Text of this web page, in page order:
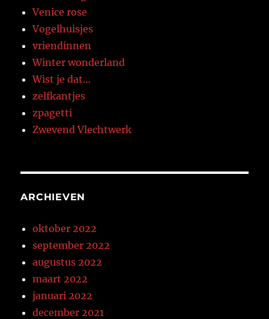
Venice rose
Vogelhuisjes
vriendinnen
Winter wonderland
Wist je dat…
zelfkantjes
zpagetti
Zwevend Vlechtwerk
ARCHIEVEN
oktober 2022
september 2022
augustus 2022
maart 2022
januari 2022
december 2021